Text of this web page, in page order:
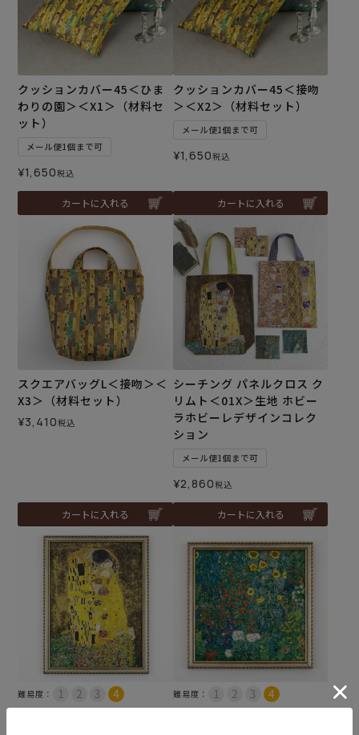
クッションカバー45＜ひま
わりの園＞＜X1＞（材料セ
ット）
メール便1個まで可
¥1,650税込
カートに入れる
クッションカバー45＜接吻
＞＜X2＞（材料セット）
メール便1個まで可
¥1,650税込
カートに入れる
スクエアバッグL＜接吻＞＜
X3＞（材料セット）
¥3,410税込
カートに入れる
シーチング パネルクロス ク
リムト＜01X＞生地 ホビー
ラホビーレデザインコレク
ション
メール便1個まで可
¥2,860税込
カートに入れる
難易度： 難易度：